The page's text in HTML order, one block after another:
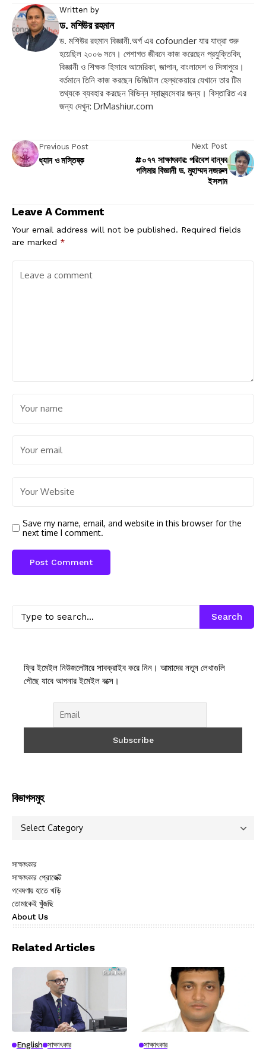
Written by
ড. মশিউর রহমান
ড. মশিউর রহমান বিজ্ঞানী.অর্গ এর cofounder যার যাত্রা শুরু
হয়েছিল ২০০৬ সনে। পেশাগত জীবনে কাজ করেছেন প্রযুক্তিবিদ,
বিজ্ঞানী ও শিক্ষক হিসাবে আমেরিকা, জাপান, বাংলাদেশ ও সিঙ্গাপুরে।
বর্তমানে তিনি কাজ করছেন ডিজিটাল হেল্থকেয়ারে যেখানে তার টিম
তথ্যকে ব্যবহার করছেন বিভিন্ন স্বাস্থ্যসেবার জন্য। বিস্তারিত এর
জন্য দেখুন: DrMashiur.com
Previous Post
ধ্যান ও মস্তিষ্ক
Next Post
#০৭৭ সাক্ষাৎকার: পরিবেশ বান্ধব
পলিমার বিজ্ঞানী ড. মুহাম্মদ নজরুল
ইসলাম
Leave A Comment
Your email address will not be published. Required fields
are marked *
Save my name, email, and website in this browser for the
next time I comment.
Search
ফ্রি ইমেইল নিউজলেটারে সাবক্রাইব করে নিন। আমাদের নতুন লেখাগুলি
পৌছে যাবে আপনার ইমেইল বক্সে।
বিভাগসমুহ
সাক্ষাৎকার
সাক্ষাৎকার প্রোজেক্ট
গবেষণায় হাতে খড়ি
তোমাকেই খুঁজছি
About Us
Related Articles
English সাক্ষাৎকার সাক্ষাৎকার